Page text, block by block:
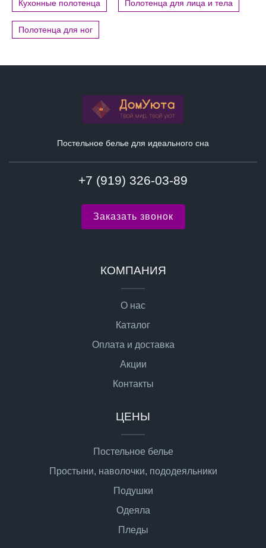
Кухонные полотенца Полотенца для лица и тела
Полотенца для ног
Постельное белье для идеального сна
+7 (919) 326-03-89
Заказать звонок
КОМПАНИЯ
О нас
Каталог
Оплата и доставка
Акции
Контакты
ЦЕНЫ
Постельное белье
Простыни, наволочки, пододеяльники
Подушки
Одеяла
Пледы